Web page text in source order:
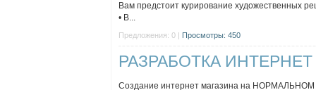
Вам предстоит курирование художественных
• В...
Предложения: 0 | Просмотры: 450
РАЗРАБОТКА
Создание интернет магазина на НОРМАЛЬНОМ